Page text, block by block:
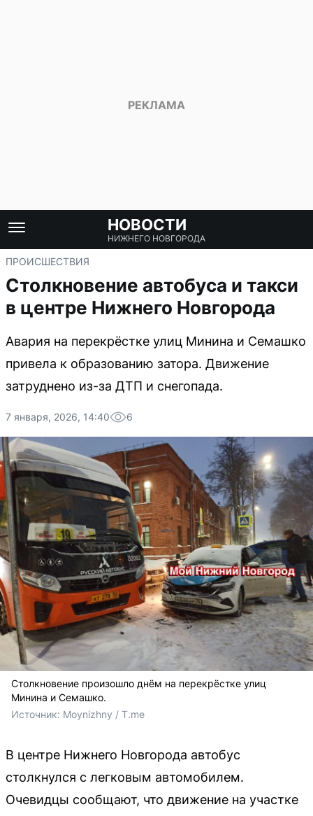
НОВОСТИ
НИЖНЕГО НОВГОРОДА
ПРОИСШЕСТВИЯ
Столкновение автобуса и такси
в центре Нижнего Новгорода
Авария на перекрёстке улиц Минина и Семашко
привела к образованию затора. Движение
затруднено из-за ДТП и снегопада.
7 января, 2026, 14:40 6
Столкновение произошло днём на перекрёстке улиц
Минина и Семашко.
Источник: Moynizhny / T.me
В центре Нижнего Новгорода автобус
столкнулся с легковым автомобилем.
Очевидцы сообщают, что движение на участке